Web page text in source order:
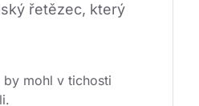
řetězec, který
mohl v tichosti